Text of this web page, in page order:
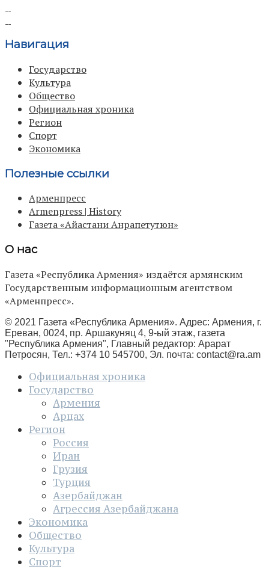
Навигация
Государство
Культура
Общество
Официальная хроника
Регион
Спорт
Экономика
Полезные ссылки
Арменпресс
Armenpress | History
Газета «Айастани Анрапетутюн»
О нас
Газета «Республика Армения» издаётся армянским
Государственным информационным агентством
«Арменпресс».
© 2021 Газета «Республика Армения». Адрес: Армения, г.
Ереван, 0024, пр. Аршакуняц 4, 9-ый этаж, газета
"Республика Армения", Главный редактор: Арарат
Петросян, Тел.: +374 10 545700, Эл. почта: contact@ra.am
Официальная хроника
Государство
Армения
Арцах
Регион
Россия
Иран
Грузия
Турция
Азербайджан
Агрессия Азербайджана
Экономика
Общество
Культура
Спорт